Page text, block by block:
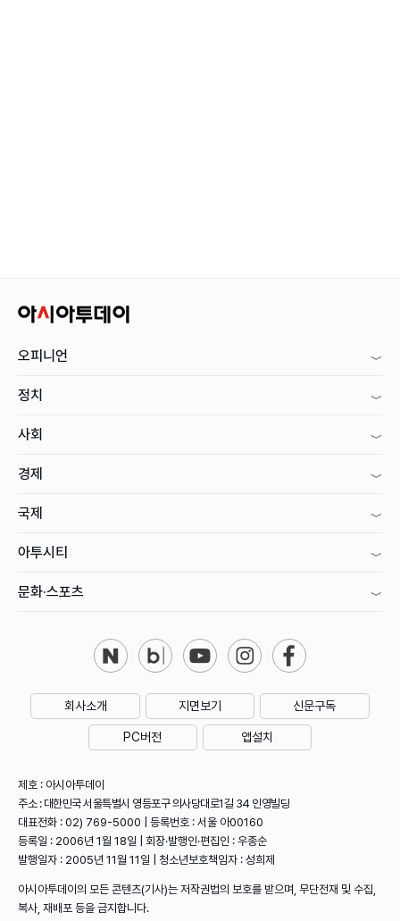
오피니언
정치
사회
경제
국제
아투시티
문화·스포츠
회사소개 지면보기 신문구독
PC버전 앱설치
제호 : 아시아투데이
주소 : 대한민국 서울특별시 영등포구 의사당대로1길 34 인영빌딩
대표전화 : 02) 769-5000 | 등록번호 : 서울 아00160
등록일 : 2006년 1월 18일 | 회장·발행인·편집인 : 우종순
발행일자 : 2005년 11월 11일 | 청소년보호책임자 : 성희제
아시아투데이의 모든 콘텐츠(기사)는 저작권법의 보호를 받으며, 무단전재 및 수집,
복사, 재배포 등을 금지합니다.